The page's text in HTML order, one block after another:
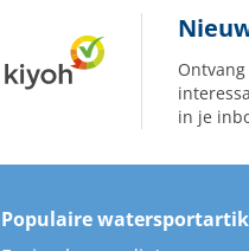
in je
Populaire